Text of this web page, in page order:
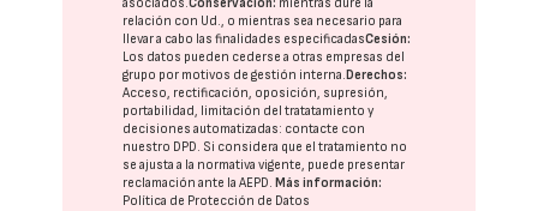
relación con Ud., o mientras sea necesario para
llevar a cabo las finalidades especificadasCesión:
Los datos pueden cederse a otras empresas del
grupo por motivos de gestión interna. Derechos:
Acceso, rectificación, oposición, supresión,
portabilidad, limitación del tratatamiento y
decisiones automatizadas: contacte con
nuestro DPD. Si considera que el tratamiento no
se ajusta a la normativa vigente, puede presentar
reclamación ante laAEPD. Más información:
Política de Protección de Datos